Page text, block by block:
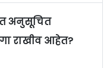
अनुसूचित
राखीव आहेत?